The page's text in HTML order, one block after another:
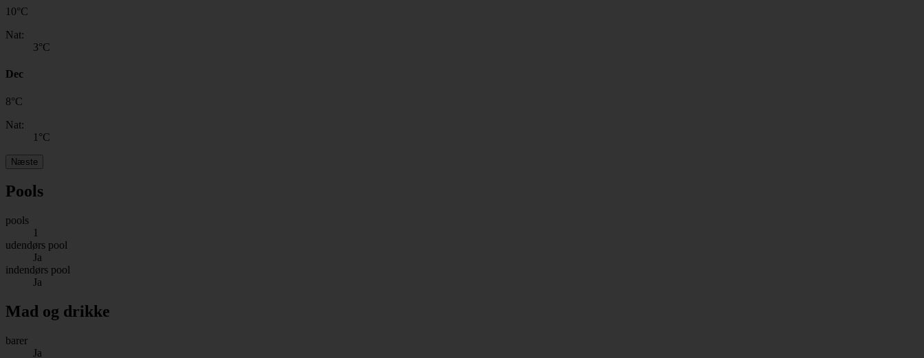
10°C
Nat:
3°C
Dec
8°C
Nat:
1 °C
Næste
Pools
pools
1
udendørs pool
Ja
indendørs pool
Ja
Mad og drikke
barer
Ja